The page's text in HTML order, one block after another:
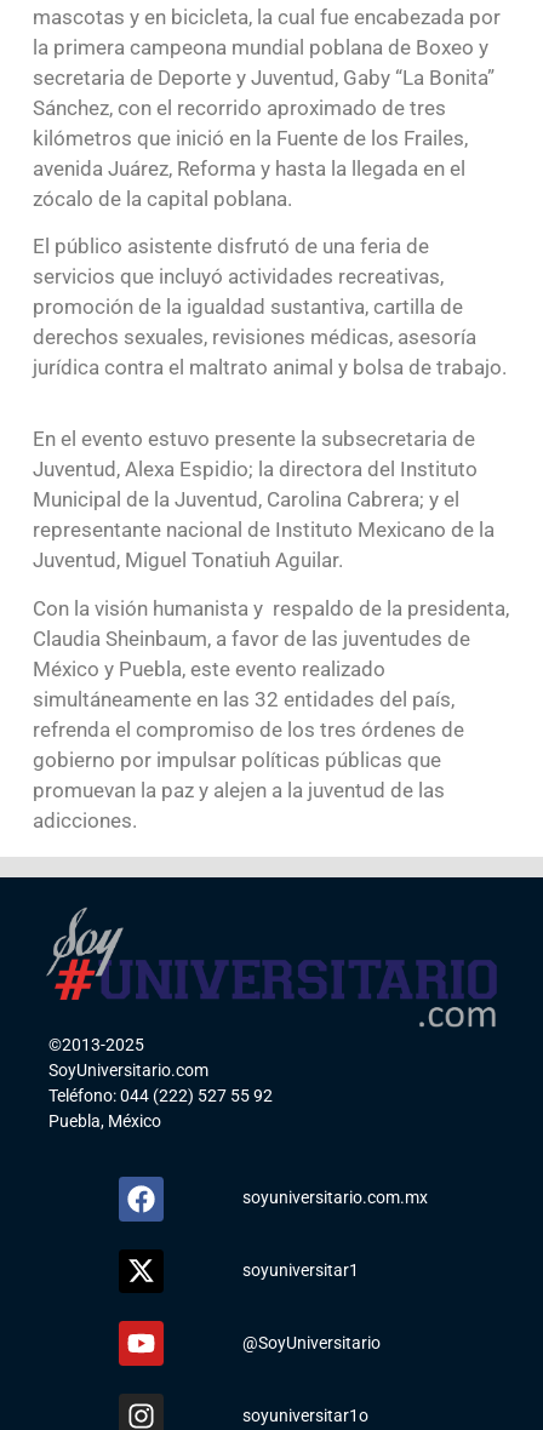
mascotas y en bicicleta, la cual fue encabezada por
la primera campeona mundial poblana de Boxeo y
secretaria de Deporte y Juventud, Gaby “La Bonita”
Sánchez, con el recorrido aproximado de tres
kilómetros que inició en la Fuente de los Frailes,
avenida Juárez, Reforma y hasta la llegada en el
zócalo de la capital poblana.
El público asistente disfrutó de una feria de
servicios que incluyó actividades recreativas,
promoción de la igualdad sustantiva, cartilla de
derechos sexuales, revisiones médicas, asesoría
jurídica contra el maltrato animal y bolsa de trabajo.
En el evento estuvo presente la subsecretaria de
Juventud, Alexa Espidio; la directora del Instituto
Municipal de la Juventud, Carolina Cabrera; y el
representante nacional de Instituto Mexicano de la
Juventud, Miguel Tonatiuh Aguilar.
Con la visión humanista y respaldo de la presidenta,
Claudia Sheinbaum, a favor de las juventudes de
México y Puebla, este evento realizado
simultáneamente en las 32 entidades del país,
refrenda el compromiso de los tres órdenes de
gobierno por impulsar políticas públicas que
promuevan la paz y alejen a la juventud de las
adicciones.
©2013-2025
SoyUniversitario.com
Teléfono: 044 (222) 527 55 92
Puebla, México
soyuniversitario.com.mx
soyuniversitar1
@SoyUniversitario
soyuniversitar1o